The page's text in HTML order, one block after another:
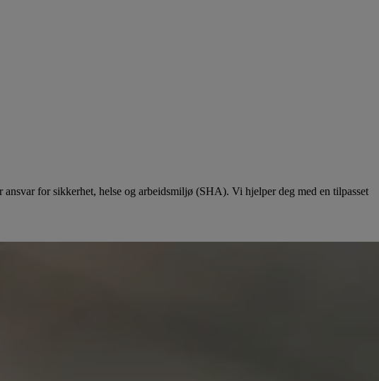
for sikkerhet, helse og arbeidsmiljø (SHA). Vi hjelper deg med en tilpasset